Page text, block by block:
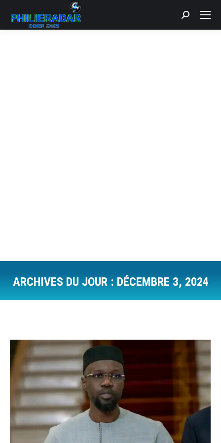
Recherche
:
ARCHIVES DU JOUR : DÉCEMBRE 3, 2024